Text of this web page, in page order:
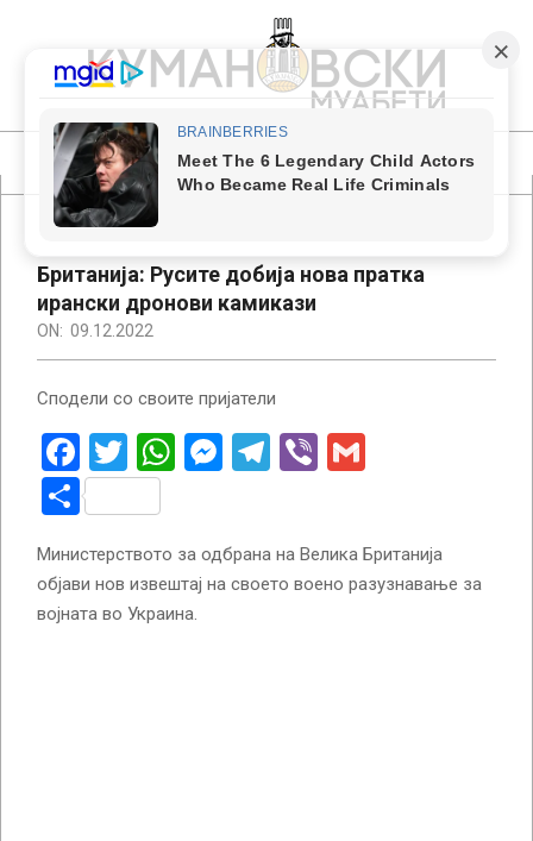
content
КУМАНОВСКИ
МУАБЕТИ
Primary
Navigation
Британија: Русите добија нова пратка
ирански дронови камикази
ON: 09.12.2022
Сподели со своите пријатели
Facebook
Twitter
WhatsApp
Messenger
Telegram
Viber
Share
Министерството за одбрана на Велика Британија
објави нов извештај на своето воено разузнавање за
војната во Украина.